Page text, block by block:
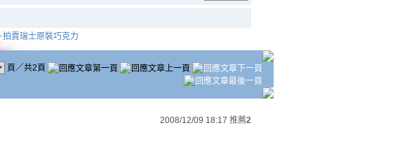
賣瑞士原裝巧克力
頁／共2頁
2008/12/09 18:17 推薦2